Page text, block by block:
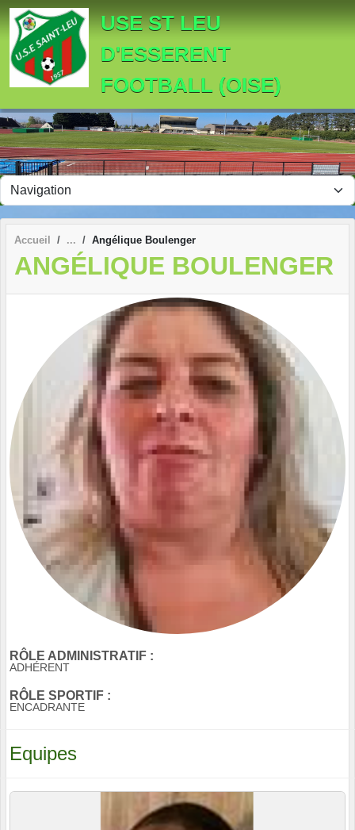
USE ST LEU
D'ESSERENT
FOOTBALL (OISE)
Accueil Angélique Boulenger
ANGÉLIQUE BOULENGER
RÔLE ADMINISTRATIF :
ADHÉRENT
RÔLE SPORTIF :
ENCADRANTE
Equipes
Panneau de gestion des cookies